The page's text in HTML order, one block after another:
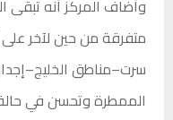
وأضاف المركز أنه
متفرقة من حين لآخر
سرت–مناطق
الممطرة وتحسن في